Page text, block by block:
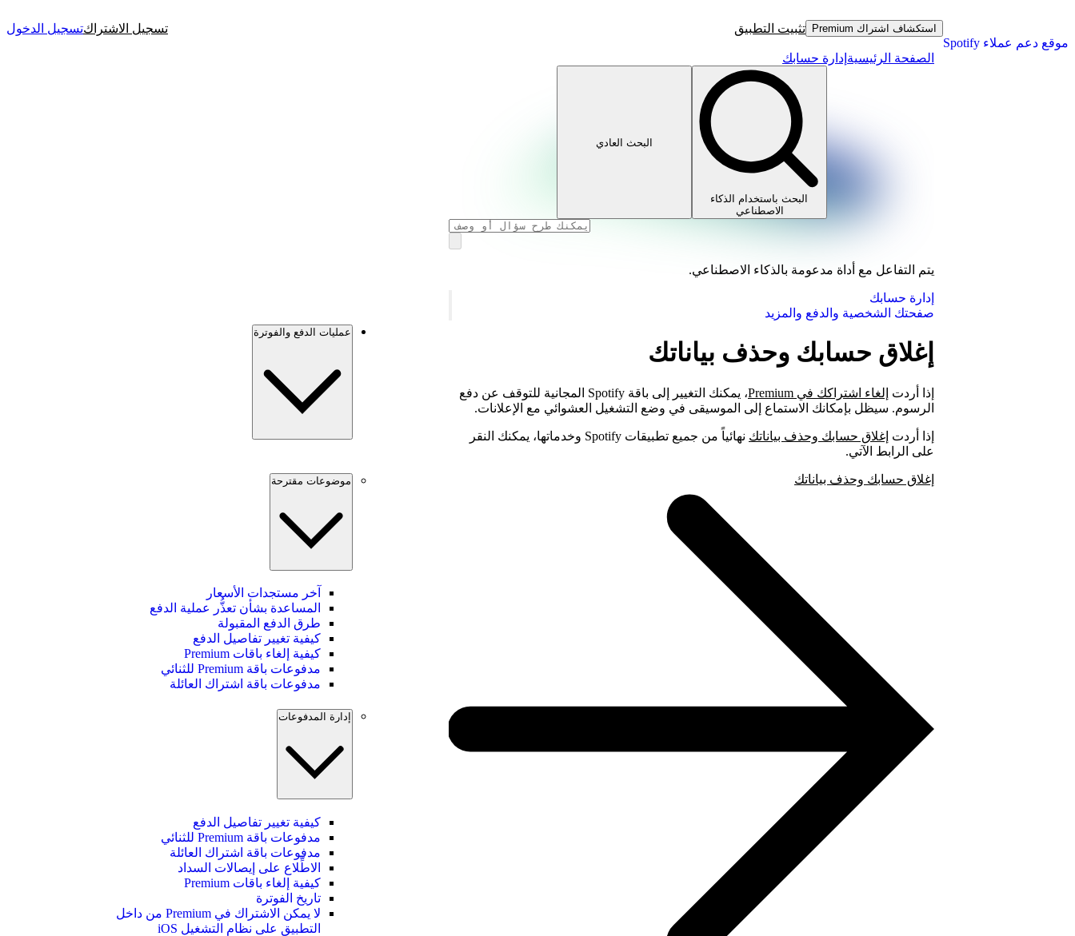
موقع دعم عملاء Spotify
استكشاف اشتراك Premium تثبيت التطبيق تسجيل الاشتراكتسجيل الدخول
الصفحة الرئيسية إدارة حسابك
البحث باستخدام الذكاء
الاصطناعي
البحث العادي
يتم التفاعل مع أداة مدعومة بالذكاء الاصطناعي.
إدارة حسابك
صفحتك الشخصية والدفع والمزيد
إغلاق حسابك وحذف بياناتك
إذا أردت إلغاء اشتراكك في Premium
، يمكنك التغيير إلى باقة Spotify المجانية للتوقف عن دفع
الرسوم. سيظل بإمكانك الاستماع إلى الموسيقى في وضع التشغيل العشوائي مع الإعلانات.
إذا أردت إغلاق حسابك وحذف بياناتك
نهائياً من جميع تطبيقات Spotify وخدماتها، يمكنك النقر
على الرابط الآتي.
إغلاق حسابك وحذف بياناتك
عمليات الدفع والفوترة
موضوعات مقترحة
آخر مستجدات الأسعار
المساعدة بشأن تعذُّر عملية الدفع
طرق الدفع المقبولة
كيفية تغيير تفاصيل الدفع
كيفية إلغاء باقات Premium
مدفوعات باقة Premium للثنائي
مدفوعات باقة اشتراك العائلة
إدارة المدفوعات
كيفية تغيير تفاصيل الدفع
مدفوعات باقة Premium للثنائي
مدفوعات باقة اشتراك العائلة
الاطِّلاع على إيصالات السداد
كيفية إلغاء باقات Premium
تاريخ الفوترة
لا يمكن الاشتراك في Premium من داخل
التطبيق على نظام التشغيل iOS